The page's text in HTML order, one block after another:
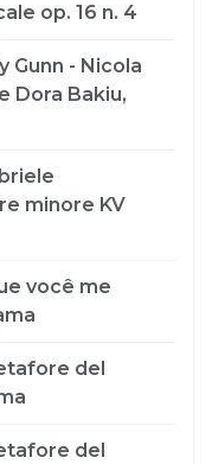
op. 16 n. 4
Gunn - Nicola
Dora Bakiu,
minore KV
você me
del
del